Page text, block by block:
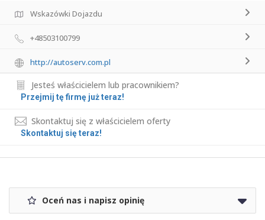
Wskazówki Dojazdu
+48503100799
http://autoserv.com.pl
Jesteś właścicielem lub pracownikiem?
Przejmij tę firmę już teraz!
Skontaktuj się z właścicielem oferty
Skontaktuj się teraz!
Oceń nas i napisz opinię